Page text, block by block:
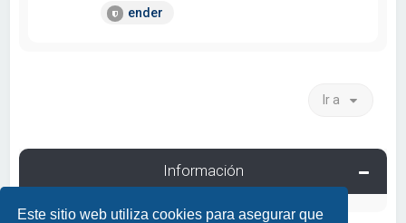
Este sitio web utiliza cookies para asegurar que
ender
Ir a
Información